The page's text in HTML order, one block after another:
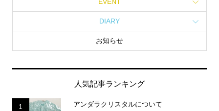
EVENT
DIARY
お知らせ
人気記事ランキング
1 アンダラクリスタルについて